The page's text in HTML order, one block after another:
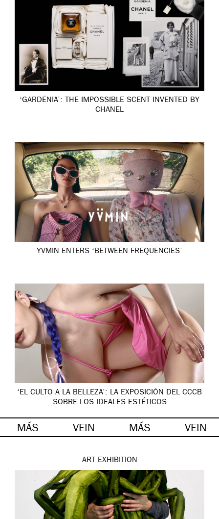
‘GARDÉNIA’: THE IMPOSSIBLE SCENT INVENTED BY
CHANEL
YVMIN ENTERS ‘BETWEEN FREQUENCIES’
‘EL CULTO A LA BELLEZA’: LA EXPOSICIÓN DEL CCCB
SOBRE LOS IDEALES ESTÉTICOS
MÁS VEIN MÁS VEIN
ART EXHIBITION